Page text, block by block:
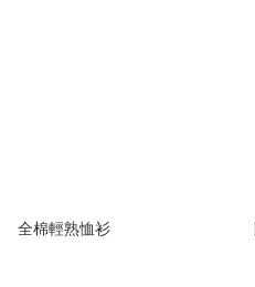
全棉輕熟恤衫